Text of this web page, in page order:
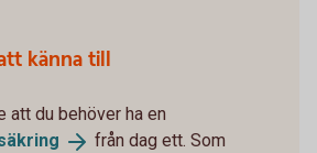
känna till
att du behöver ha en
från dag ett. Som